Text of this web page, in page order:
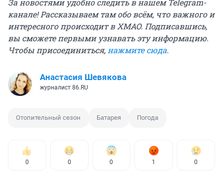
За новостями удобно следить в нашем Telegram-
канале! Рассказываем там обо всём, что важного и
интересного происходит в ХМАО. Подписавшись,
вы сможете первыми узнавать эту информацию.
Чтобы присоединиться,нажмите сюда.
Анастасия Шевякова
журналист 86.RU
Отопительный сезон Батарея Погода
0 0 0 1 0